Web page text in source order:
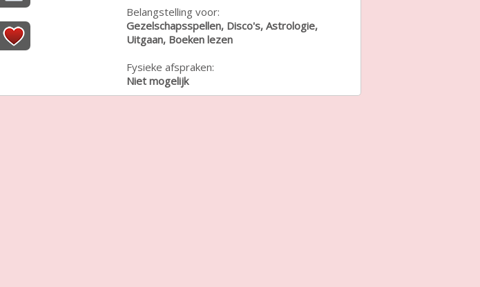
Belangstelling voor:
Gezelschapsspellen, Disco's, Astrologie,
Uitgaan, Boeken lezen
Fysieke afspraken:
Niet mogelijk